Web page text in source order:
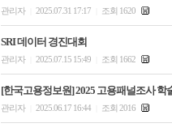
관리자 2025.07.31 17:17 조회 1620
​SRI 데이터 경진대회
관리자 2025.07.15 15:49 조회 1662
[한국고용정보원] 2025 고용패널조사 학
관리자 2025.06.17 16:44 조회 2016